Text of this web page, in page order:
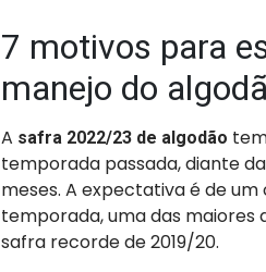
7 motivos para
manejo do
A safra 2022/23 de algodão
temporada passada, diante
meses. A expectativa é de
temporada, uma das maiores
safra recorde de 2019/20.